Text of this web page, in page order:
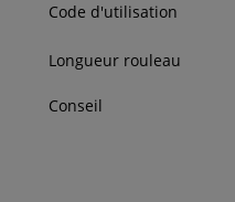
Code d'utilisation
Longueur rouleau
Conseil